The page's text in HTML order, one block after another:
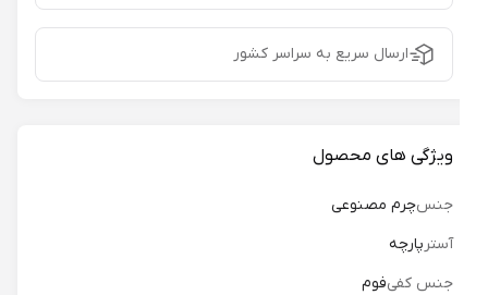
ارسال سریع به سراسر کشور
ویژگی های محصول
جنسچرم مصنوعی
آسترپارچه
جنس کفی فوم